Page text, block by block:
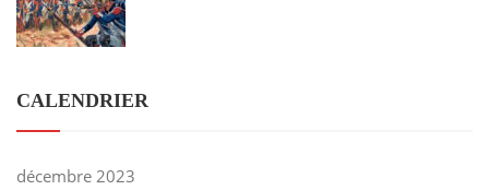
CALENDRIER
décembre 2023